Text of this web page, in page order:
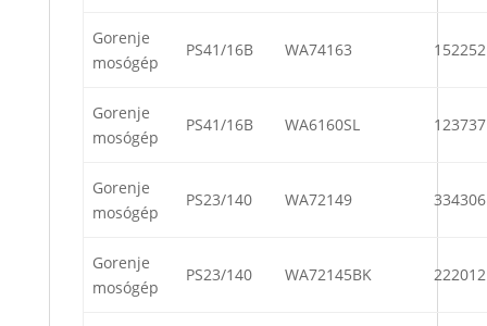
Gorenje
mosógép
PS41/16B WA74163 152252
Gorenje
mosógép
PS41/16B WA6160SL 123737
Gorenje
mosógép
PS23/140 WA72149 334306
Gorenje
mosógép
PS23/140 WA72145BK 222012